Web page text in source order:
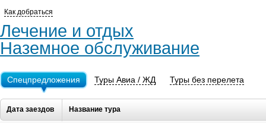
Как добраться
Лечение и отдых
Наземное обслуживание
Спецпредложения Туры Авиа / ЖД Туры без перелета
Дата заездов Название тура